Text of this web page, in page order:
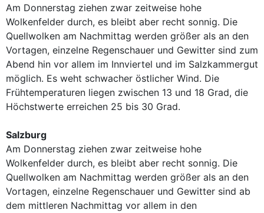
Am Donnerstag ziehen zwar zeitweise hohe
Wolkenfelder durch, es bleibt aber recht sonnig. Die
Quellwolken am Nachmittag werden größer als an den
Vortagen, einzelne Regenschauer und Gewitter sind zum
Abend hin vor allem im Innviertel und im Salzkammergut
möglich. Es weht schwacher östlicher Wind. Die
Frühtemperaturen liegen zwischen 13 und 18 Grad, die
Höchstwerte erreichen 25 bis 30 Grad.
Salzburg
Am Donnerstag ziehen zwar zeitweise hohe
Wolkenfelder durch, es bleibt aber recht sonnig. Die
Quellwolken am Nachmittag werden größer als an den
Vortagen, einzelne Regenschauer und Gewitter sind ab
dem mittleren Nachmittag vor allem in den